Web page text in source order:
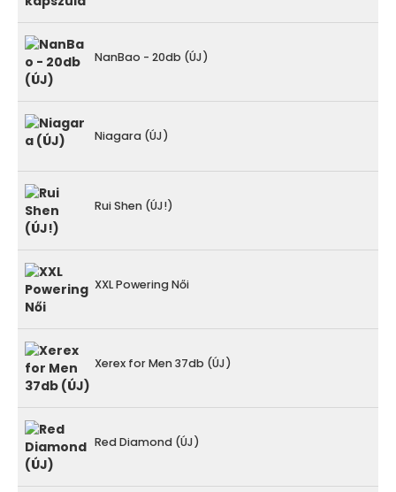
NanBao - 20db (ÚJ)
Niagara (ÚJ)
Rui Shen (ÚJ!)
XXL Powering Női
Xerex for Men 37db (ÚJ)
Red Diamond (ÚJ)